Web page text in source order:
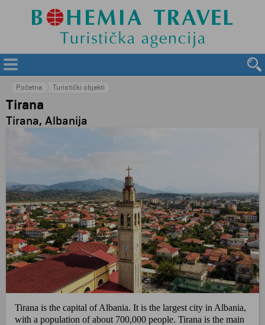
Početna Turistički objekti
Tirana
Tirana, Albanija
Tirana is the capital of Albania. It is the largest city in Albania,
with a population of about 700,000 people. Tirana is the main